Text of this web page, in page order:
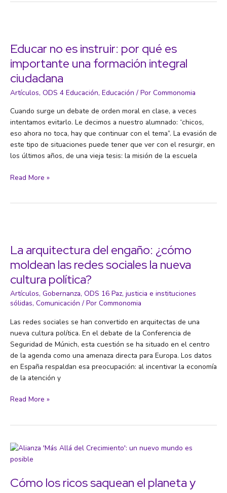
son
solo
trampas
de atención
Educar no es instruir: por qué es
importante una formación integral
ciudadana
Artículos, ODS 4 Educación, Educación / Por Commonomia
Cuando surge un debate de orden moral en clase, a veces
intentamos evitarlo. Le decimos a nuestro alumnado: “chicos,
eso ahora no toca, hay que continuar con el tema”. La evasión de
este tipo de situaciones puede tener que ver con el resurgir, en
los últimos años, de una vieja tesis: la misión de la escuela
Educar
es
importante
una
formación
integral
ciudadana
Read More »
La arquitectura del engaño: ¿cómo
moldean las redes sociales la nueva
cultura política?
Artículos, Gobernanza, ODS 16 Paz, justicia e instituciones
sólidas, Comunicación / Por Commonomia
Las redes sociales se han convertido en arquitectas de una
nueva cultura política. En el debate de la Conferencia de
Seguridad de Múnich, esta cuestión se ha situado en el centro
de la agenda como una amenaza directa para Europa. Los datos
en España respaldan esa preocupación: al incentivar la economía
de la atención y
La
¿cómo
moldean
las
redes
sociales
Read More »
Cómo los ricos saquean el planeta y